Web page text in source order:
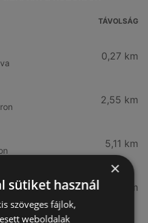
TÁVOLSÁG
0,27 km
2,55 km
5,11 km
5,24 km
×
sütiket használ
szöveges fájlok,
weboldalak